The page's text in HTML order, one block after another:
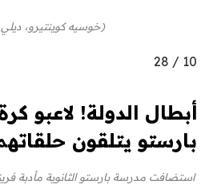
(خوسيه كوينتيرو،
10
/
28
أبطال الدولة! لاعبو
بارستو يتلقون